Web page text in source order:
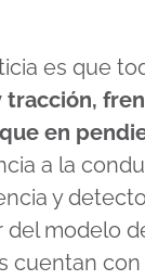
es que
en
a la
y
modelo
con